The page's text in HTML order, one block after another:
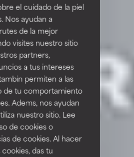
el cuidado de la piel
Nos ayudan a
de la mejor
visites nuestro sitio
partners,
a tus intereses
permiten a las
de tu comportamiento
Adems, nos ayudan
nuestro sitio. Lee
de cookies o
de cookies. Al hacer
das tu